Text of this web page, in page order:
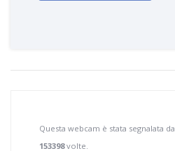
Questa webcam è stata segnalata da
153398volte.